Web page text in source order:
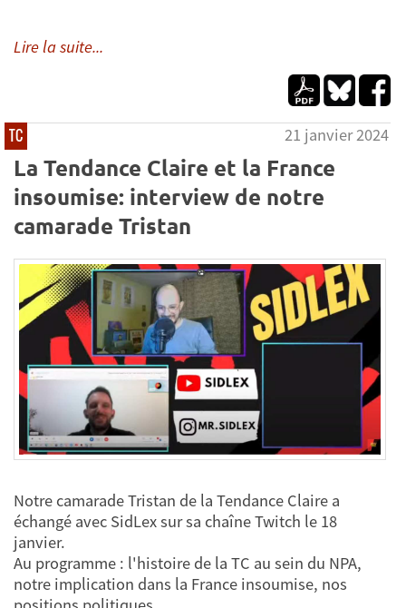
Lire la suite...
TC 21 janvier 2024
La Tendance Claire et la France
insoumise: interview de notre
camarade Tristan
Notre camarade Tristan de la Tendance Claire a
échangé avec SidLex sur sa chaîne Twitch le 18
janvier.
Au programme : l'histoire de la TC au sein du NPA,
notre implication dans la France insoumise, nos